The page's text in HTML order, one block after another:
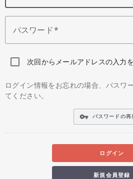
パスワード
次回からメールアドレスの入力
ログイン情報をお忘れの場合、パスワ
てください。
vpn_key パスワードの再
ログイン
新規会員登録